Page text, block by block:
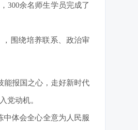
300余名师生学员完成了
围绕培养联系、政治审
能报国之心，走好新时代
党动机。
体会全心全意为人民服